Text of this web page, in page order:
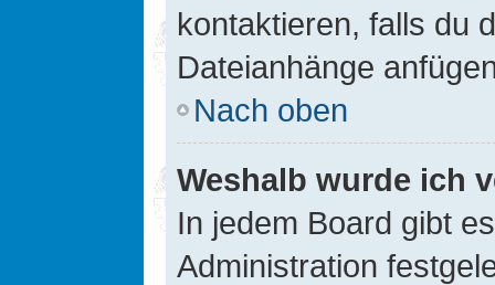
kontaktieren, falls du
Dateianhänge
Nach oben
Weshalb wurde ich
In jedem Board gibt
Administration